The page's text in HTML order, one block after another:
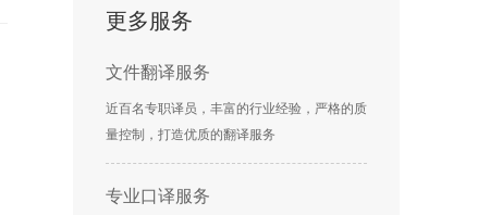
更多服务
文件翻译服务
近百名专职译员，丰富的行业经验，严格的质
量控制，打造优质的翻译服务
专业口译服务